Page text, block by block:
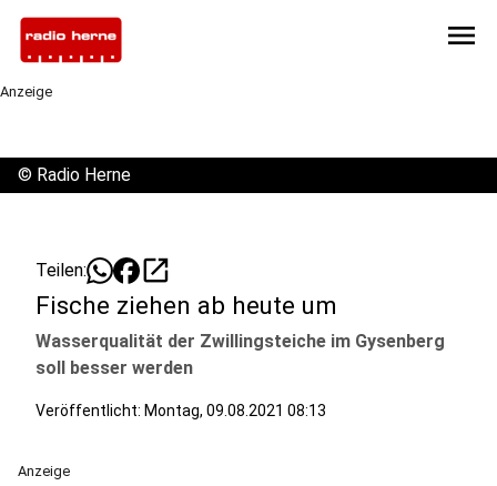
menu
Anzeige
© Radio Herne
Teilen: open_in_new
Fische ziehen ab heute um
Wasserqualität der Zwillingsteiche im Gysenberg
soll besser werden
Veröffentlicht: Montag, 09.08.2021 08:13
Anzeige